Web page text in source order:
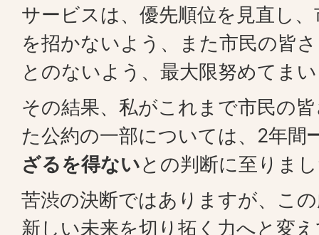
サービスは、優先順位を見直し
を招かないよう、また市民の皆
とのないよう、最大限努めてま
その結果、私がこれまで市民の
た公約の一部については、2年間
ざるを得ないとの判断に至りま
苦渋の決断ではありますが、こ
新しい未来を切り拓く力へと変